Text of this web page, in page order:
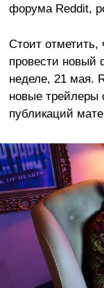
форума Reddit,
Стоит отметить,
провести новый
неделе, 21 мая.
новые трейлеры
публикаций